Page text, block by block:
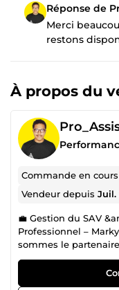
Réponse de
Merci
restons
À propos du
Commande en
Vendeur depuisJuil.
💼 Gestion du SAV
Professionnel –
sommes le
commerçants et
gagner du temps ⏳,
leur organisation 🗂️.